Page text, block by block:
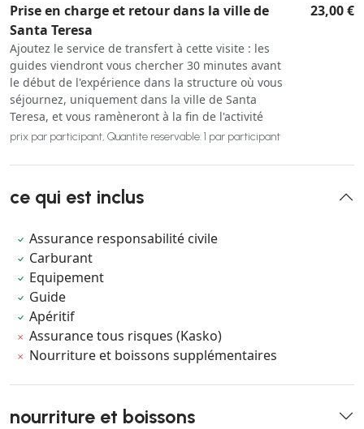
Prise en charge et retour dans la ville de
Santa Teresa
Ajoutez le service de transfert à cette visite : les
guides viendront vous chercher 30 minutes avant
le début de l'expérience dans la structure où vous
séjournez, uniquement dans la ville de Santa
Teresa, et vous ramèneront à la fin de l'activité
23,00 €
prix par participant, Quantite reservable: 1 par participant
ce qui est inclus
Assurance responsabilité civile
Carburant
Equipement
Guide
Apéritif
Assurance tous risques (Kasko)
Nourriture et boissons supplémentaires
nourriture et boissons